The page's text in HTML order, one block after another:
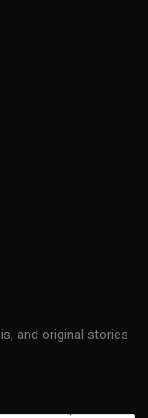
and original stories